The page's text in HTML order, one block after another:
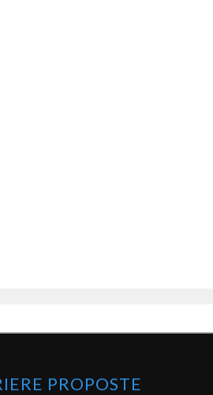
PROPOSTE